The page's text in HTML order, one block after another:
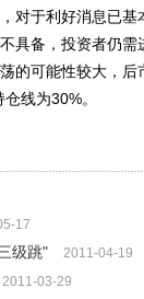
对于利好消息已基
具备，投资者仍
的可能性较大，
线为30%。
17
级跳" 2011-04-19
2011-03-29